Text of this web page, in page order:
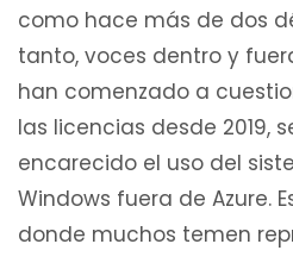
como hace más de dos
tanto, voces dentro y
han comenzado a
las licencias desde 2019,
encarecido el uso del
Windows fuera de Azure.
donde muchos temen